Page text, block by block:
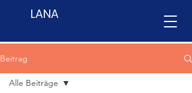
LANA
Beitrag
Alle Beiträge